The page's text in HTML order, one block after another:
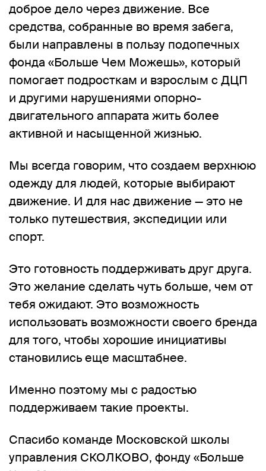
доброе дело через движение. Все
средства, собранные во время забега,
были направлены в пользу подопечных
фонда «Больше Чем Можешь», который
помогает подросткам и взрослым с ДЦП
и другими нарушениями опорно-
двигательного аппарата жить более
активной и насыщенной жизнью.
Мы всегда говорим, что создаем верхнюю
одеждудля людей, которые выбирают
движение. И для нас движение — это не
только путешествия, экспедиции или
спорт.
Это готовность поддерживать друг друга.
Это желание сделать чуть больше, чем от
тебя ожидают. Это возможность
использовать возможности своего бренда
для того, чтобы хорошие инициативы
становились еще масштабнее.
Именно поэтому мы с радостью
поддерживаем такие проекты.
Спасибо команде Московской школы
управления СКОЛКОВО, фонду«Больше